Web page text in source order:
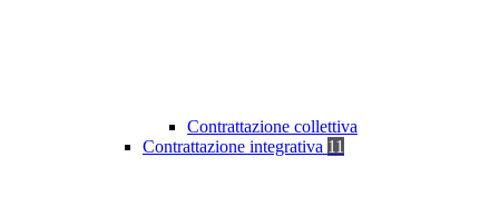
Contrattazione collettiva
Contrattazione integrativa 11